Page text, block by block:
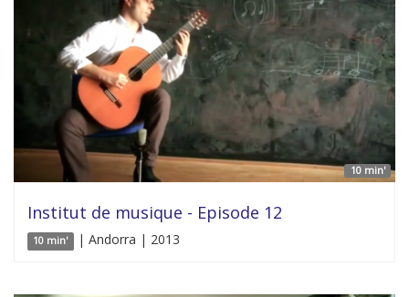
10 min'
Institut de musique - Episode 12
10 min' | Andorra | 2013